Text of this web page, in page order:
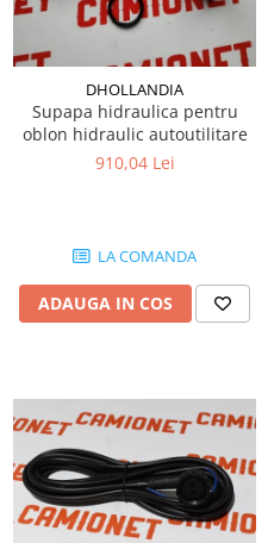
DHOLLANDIA
Supapa hidraulica pentru
oblon hidraulic autoutilitare
910,04 Lei
LA COMANDA
ADAUGA IN COS